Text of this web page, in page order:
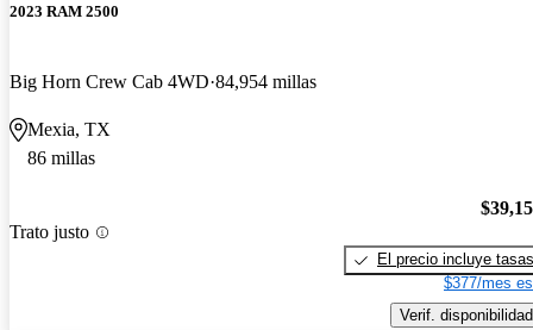
2023 RAM 2500
Big Horn Crew Cab 4WD 84,954 millas
Mexia, TX
86 millas
Trato justo
El precio incluye tasas
$377/mes
Verif. disponibilidad